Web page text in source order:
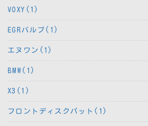
VOXY(1)
EGRバルブ(1)
エヌワン(1)
BMW(1)
X3(1)
フロントディスクパット(1)